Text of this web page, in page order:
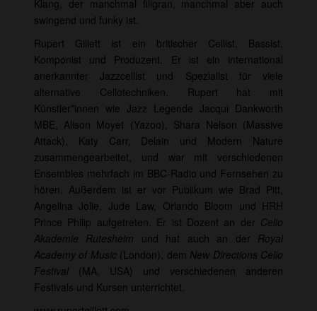
Klang, der manchmal filigran, manchmal aber auch
swingend und funky ist.
Rupert Gillett ist ein britischer Cellist, Bassist,
Komponist und Produzent. Er ist ein international
anerkannter Jazzcellist und Spezialist für viele
alternative Cellotechniken. Rupert hat mit
Künstler*innen wie Jazz Legende Jacqui Dankworth
MBE, Alison Moyet (Yazoo), Shara Nelson (Massive
Attack), Katy Carr, Delain und Modern Nature
zusammengearbeitet, und war mit verschiedenen
Ensembles mehrfach im BBC-Radio und Fernsehen zu
hören. Außerdem ist er vor Publikum wie Brad Pitt,
Angelina Jolie, Jude Law, Orlando Bloom und HRH
Prince Philip aufgetreten. Er ist Dozent an der Cello
Akademie Rutesheim und hat auch an der Royal
Academy of Music(London), dem New Directions Cello
Festival (MA, USA) und verschiedenen anderen
Festivals und Kursen unterrichtet.